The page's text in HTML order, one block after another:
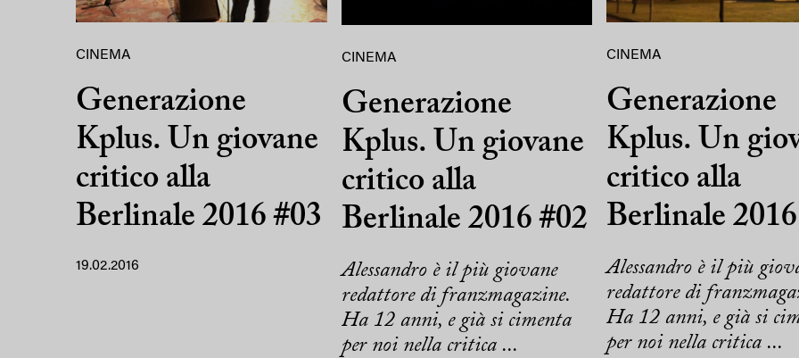
CINEMA
Generazione
Kplus. Un giovane
critico alla
Berlinale 2016 #03
19.02.2016
CINEMA
Generazione
Kplus. Un giovane
critico alla
Berlinale 2016 #02
Alessandro è il più giovane
redattore di franzmagazine.
Ha 12 anni, e già si cimenta
per noi nella critica ...
CINEMA
Generazione
Kplus. Un
critico alla
Berlinale
Alessandro è il più
redattore di
Ha 12 anni, e già si
per noi nella critica ...